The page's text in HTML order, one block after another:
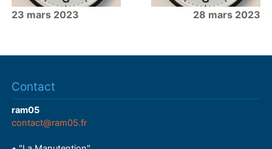
23 mars 2023 28 mars 2023
Contact
ram05
contact@ram05.fr